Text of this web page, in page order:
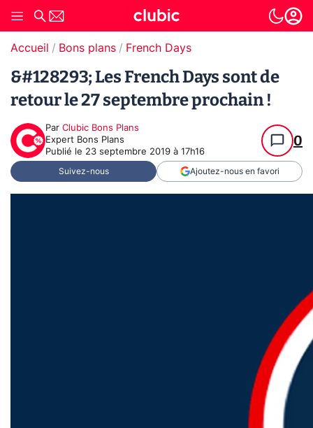
Accueil Bons plans French Days
&#128293; Les French Days sont de
retour le 27 septembre prochain !
Par Clubic Bons Plans
Expert Bons Plans
Publié le 23 septembre 2019 à 17h16
0
Suivez-nous Ajoutez-nous en favori